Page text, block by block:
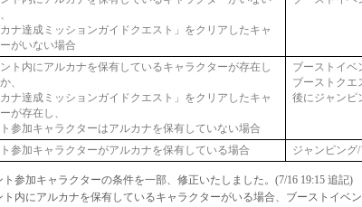
ナ達成ミッションガイドクエスト」をクリアしたキャ
がいない場合
ト内にアルカナを保有しているキャラクターが存在し
、
ナ達成ミッションガイドクエスト」をクリアしたキャ
が存在し、
参加キャラクターはアルカナを保有していない場合
ブーストイベ
ブーストクエ
後にジャンピ
参加キャラクターがアルカナを保有している場合 ジャンピング
参加キャラクターの条件を一部、修正いたしました。(7/16 19:15 追記)
ト内にアルカナを保有しているキャラクターがいる場合、ブーストイベ